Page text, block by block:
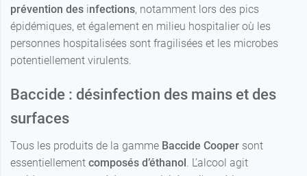
prévention des infections, notamment lors des pics
épidémiques, et également en milieu hospitalier où les
personnes hospitalisées sont fragilisées et les microbes
potentiellement virulents.
Baccide : désinfection des mains et des
surfaces
Tous les produits de la gamme Baccide Cooper sont
essentiellement composés d’éthanol. L’alcool agit